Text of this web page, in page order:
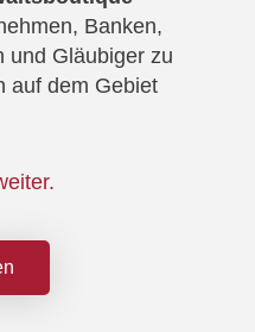
Banken,
und Gläubiger zu
auf dem Gebiet